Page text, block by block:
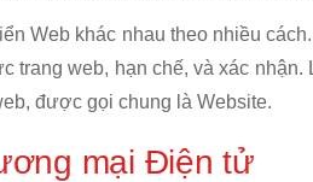
Web khác nhau theo nhiều
trang web, hạn chế, và xác
được gọi chung là Website.
mại Điện tử